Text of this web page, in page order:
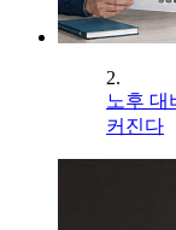
2.
노후 대
커진다